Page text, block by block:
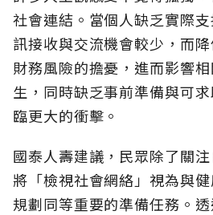
社會連結。當個人缺乏實際
訊接收與交流機會較少，而
財務風險的擔憂，進而影響
生，同時缺乏事前準備與可
臨更大的衝擊。
國泰人壽建議，民眾除了關
將「檢視社會網絡」視為與
規劃同等重要的準備任務。